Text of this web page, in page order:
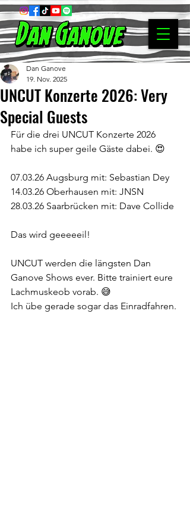
UNCUT Konzerte 2026: Very
Special Guests
Dan Ganove
19. Nov. 2025
Für die drei UNCUT Konzerte 2026
habe ich super geile Gäste dabei. 😍
07.03.26 Augsburg mit: Sebastian Dey
14.03.26 Oberhausen mit: JNSN
28.03.26 Saarbrücken mit: Dave Collide
Das wird geeeeeil!
UNCUT werden die längsten Dan
Ganove Shows ever. Bitte trainiert eure
Lachmuskeob vorab. 😅
Ich übe gerade sogar das Einradfahren.